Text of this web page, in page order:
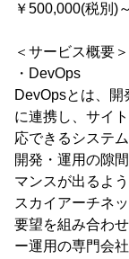
￥500,000(税別)～
＜サービス概要＞
・DevOps
DevOpsとは、
に連携し、サイ
応できるシステ
開発・運用の隙
マンスが出るよ
スカイアーチネ
要望を組み合わ
ー運用の専門会